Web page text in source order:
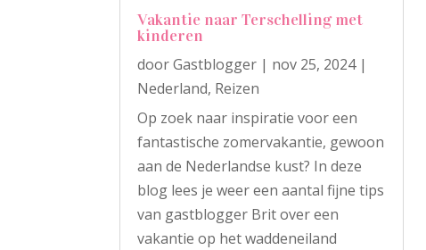
Vakantie naar Terschelling met
kinderen
doorGastblogger | nov 25, 2024|
Nederland, Reizen
Op zoek naar inspiratie voor een
fantastische zomervakantie, gewoon
aan de Nederlandse kust? In deze
blog lees je weer een aantal fijne tips
van gastblogger Brit over een
vakantie op het waddeneiland